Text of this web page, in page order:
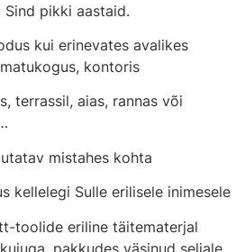
pikki aastaid.
kui erinevates avalikes
kontoris
terrassil, aias, rannas või
mistahes kohta
kellelegi Sulle erilisele inimesele
toolide eriline täitematerjal
pakkudes väsinud seljale